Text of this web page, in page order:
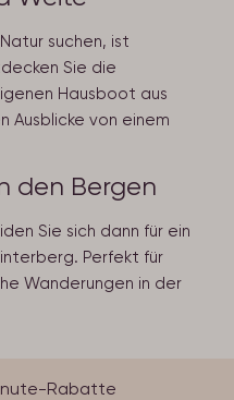
suchen, ist
Sie die
Hausboot aus
Ausblicke von einem
den Bergen
Sie sich dann für ein
Perfekt für
Wanderungen in der
Rabatte